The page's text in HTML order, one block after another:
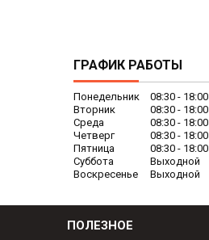
ГРАФИК РАБОТЫ
Понедельник 08:30
18:00
Вторник
08:30
18:00
Среда
08:30
18:00
Четверг
08:30
18:00
Пятница
08:30
18:00
Суббота
Выходной
Воскресенье
Выходной
ПОЛЕЗНОЕ